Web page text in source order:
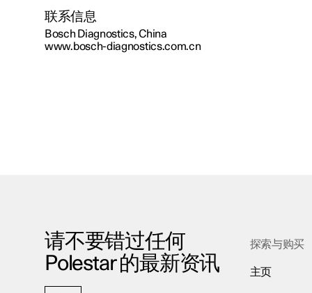
联系信息
Bosch Diagnostics, China
www.bosch-diagnostics.com.cn
请不要错过任何
Polestar 的最新资讯
探索与购买
主页